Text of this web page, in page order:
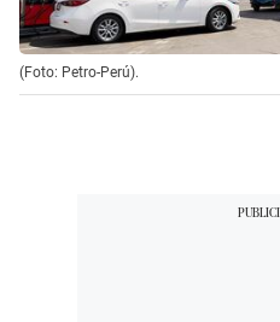
(Foto: Petro-Perú).